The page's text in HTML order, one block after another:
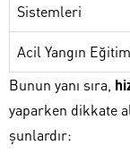
Sistemleri
Acil Yangın
Bunun yanı sıra,
yaparken dikkate
şunlardır: